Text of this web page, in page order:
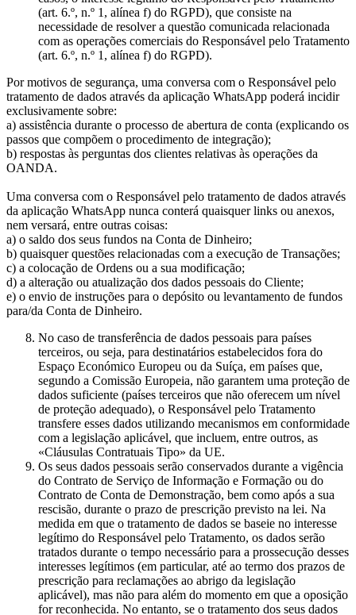
(art. 6.º, n.º 1, alínea f) do RGPD), que consiste na
necessidade de resolver a questão comunicada relacionada
com as operações comerciais do Responsável pelo Tratamento
(art. 6.º, n.º 1, alínea f) do RGPD).
Por motivos de segurança, uma conversa com o Responsável pelo
tratamento de dados através da aplicação WhatsApp poderá incidir
exclusivamente sobre:
a) assistência durante o processo de abertura de conta (explicando os
passos que compõem o procedimento de integração);
b) respostas às perguntas dos clientes relativas às operações da
OANDA.
Uma conversa com o Responsável pelo tratamento de dados através
da aplicação WhatsApp nunca conterá quaisquer links ou anexos,
nem versará, entre outras coisas:
a) o saldo dos seus fundos na Conta de Dinheiro;
b) quaisquer questões relacionadas com a execução de Transações;
c) a colocação de Ordens ou a sua modificação;
d) a alteração ou atualização dos dados pessoais do Cliente;
e) o envio de instruções para o depósito ou levantamento de fundos
para/da Conta de Dinheiro.
No caso de transferência de dados pessoais para países
terceiros, ou seja, para destinatários estabelecidos fora do
Espaço Económico Europeu ou da Suíça, em países que,
segundo a Comissão Europeia, não garantem uma proteção de
dados suficiente (países terceiros que não oferecem um nível
de proteção adequado), o Responsável pelo Tratamento
transfere esses dados utilizando mecanismos em conformidade
com a legislação aplicável, que incluem, entre outros, as
«Cláusulas Contratuais Tipo» da UE.
Os seus dados pessoais serão conservados durante a vigência
do Contrato de Serviço de Informação e Formação ou do
Contrato de Conta de Demonstração, bem como após a sua
rescisão, durante o prazo de prescrição previsto na lei. Na
medida em que o tratamento de dados se baseie no interesse
legítimo do Responsável pelo Tratamento, os dados serão
tratados durante o tempo necessário para a prossecução desses
interesses legítimos (em particular, até ao termo dos prazos de
prescrição para reclamações ao abrigo da legislação
aplicável), mas não para além do momento em que a oposição
for reconhecida. No entanto, se o tratamento dos seus dados